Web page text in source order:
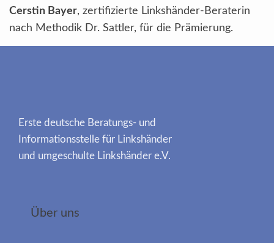
Cerstin Bayer, zertifizierte Linkshänder-Beraterin
nach Methodik Dr. Sattler, für die Prämierung.
Erste deutsche Beratungs- und
Informationsstelle für Linkshänder
und umgeschulte Linkshänder e.V.
Über uns